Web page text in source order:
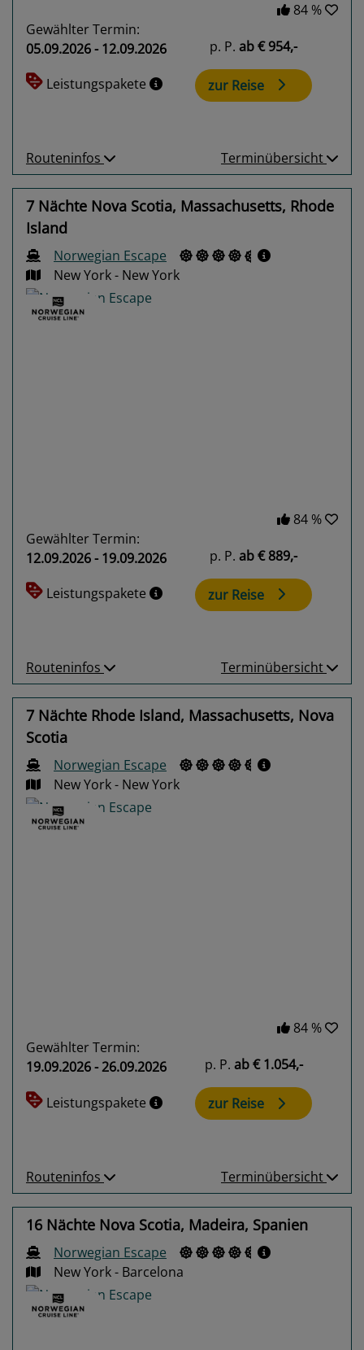
84 %
Gewählter Termin:
05.09.2026 - 12.09.2026
Leistungspakete
p. P. ab€ 954,-
zur Reise
Routeninfos Terminübersicht
7 Nächte Nova Scotia, Massachusetts, Rhode
Island
Norwegian Escape
New York - New York
84 %
Gewählter Termin:
12.09.2026 - 19.09.2026
Leistungspakete
p. P. ab€ 889,-
zur Reise
Routeninfos Terminübersicht
7 Nächte Rhode Island, Massachusetts, Nova
Scotia
Norwegian Escape
New York - New York
84 %
Gewählter Termin:
19.09.2026 - 26.09.2026
Leistungspakete
p. P. ab€ 1.054,-
zur Reise
Routeninfos Terminübersicht
16 Nächte Nova Scotia, Madeira, Spanien
Norwegian Escape
New York - Barcelona